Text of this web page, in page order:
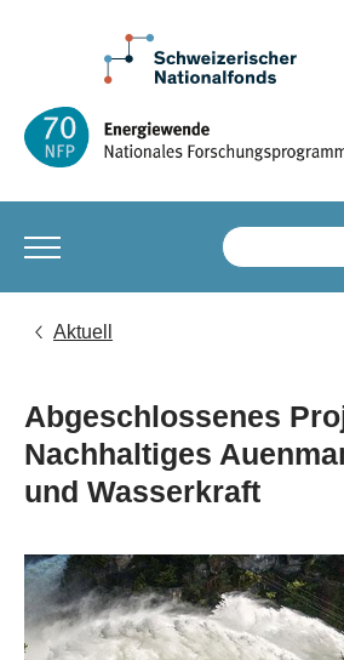
Aktuell
Abgeschlossenes
Nachhaltiges
und Wasserkraft